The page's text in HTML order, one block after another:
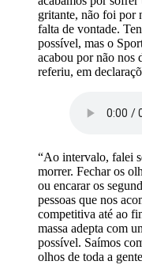
gritante, não foi por
falta de vontade.
possível, mas o
acabou por não nos
referiu, em
“Ao intervalo, falei
morrer. Fechar os
ou encarar os
pessoas que nos
competitiva até ao
massa adepta com
possível. Saímos
olhos de toda a